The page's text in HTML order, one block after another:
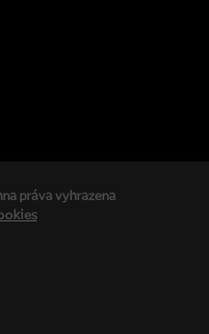
práva vyhrazena